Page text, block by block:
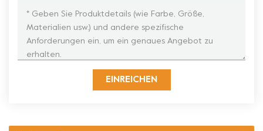
EINREICHEN